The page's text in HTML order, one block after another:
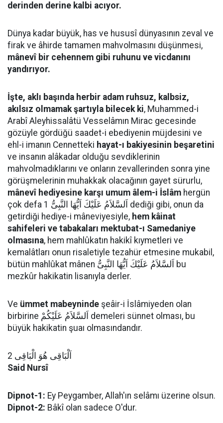
derinden derine kalbi acıyor.
Dünya kadar büyük, has ve hususî dünyasının zeval ve
firak ve âhirde tamamen mahvolmasını düşünmesi,
mânevî bir cehennem gibi ruhunu ve vicdanını
yandırıyor.
İşte, aklı başında herbir adam ruhsuz, kalbsiz,
akılsız olmamak şartıyla bilecek ki, Muhammed-i
Arabî Aleyhissalâtü Vesselâmın Mirac gecesinde
gözüyle gördüğü saadet-i ebediyenin müjdesini ve
ehl-i imanın Cennetteki hayat-ı bakiyesinin beşaretini
ve insanın alâkadar olduğu sevdiklerinin
mahvolmadıklarını ve onların zevallerinden sonra yine
görüşmelerinin muhakkak olacağının gayet sürurlu,
mânevî hediyesine karşı umum âlem-i İslâm hergün
çok defa اَلسَّلاَمُ عَلَيْكَ اَيُّهَا النَّبِىُّ 1 dediği gibi, onun da
getirdiği hediye-i mâneviyesiyle, hem kâinat
sahifeleri ve tabakaları mektubat-ı Samedaniye
olmasına, hem mahlûkatın hakikî kıymetleri ve
kemalâtları onun risaletiyle tezahür etmesine mukabil,
bütün mahlûkat mânen اَلسَّلاَمُ عَلَيْكَ اَيُّهَا النَّبِىُّ bu
mezkûr hakikatin lisanıyla derler.
Ve ümmet mabeyninde şeâir-i İslâmiyeden olan
birbirine اَلسَّلاَمُ عَلَيْكُمْ demeleri sünnet olması, bu
büyük hakikatin şuaı olmasındandır.
اَلْبَاقِى هُوَ الْبَاقِى 2
Said Nursî
Dipnot-1: Ey Peygamber, Allah'ın selâmı üzerine olsun.
Dipnot-2: Bâkî olan sadece O'dur.